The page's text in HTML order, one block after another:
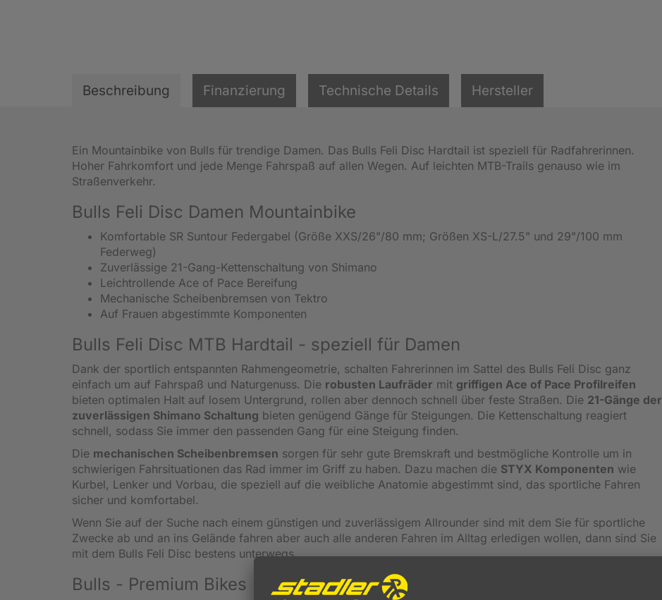
Beschreibung Finanzierung Technische Details Hersteller
Ein Mountainbike von Bulls für trendige Damen. Das Bulls Feli Disc Hardtail ist speziell für Radfahrerinnen.
Hoher Fahrkomfort und jede Menge Fahrspaß auf allen Wegen. Auf leichten MTB-Trails genauso wie im
Straßenverkehr.
Bulls Feli Disc Damen Mountainbike
Komfortable SR Suntour Federgabel (Größe XXS/26"/80 mm; Größen XS-L/27.5" und 29"/100 mm
Federweg)
Zuverlässige 21-Gang-Kettenschaltung von Shimano
Leichtrollende Ace of Pace Bereifung
Mechanische Scheibenbremsen von Tektro
Auf Frauen abgestimmte Komponenten
Bulls Feli Disc MTB Hardtail - speziell für Damen
Dank der sportlich entspannten Rahmengeometrie, schalten Fahrerinnen im Sattel des Bulls Feli Disc ganz
einfach um auf Fahrspaß und Naturgenuss. Die robusten Laufräder mit griffigen Ace of Pace Profilreifen
bieten optimalen Halt auf losem Untergrund, rollen aber dennoch schnell über feste Straßen. Die 21-Gänge der
zuverlässigen Shimano Schaltung bieten genügend Gänge für Steigungen. Die Kettenschaltung reagiert
schnell, sodass Sie immer den passenden Gang für eine Steigung finden.
Die mechanischen Scheibenbremsen sorgen für sehr gute Bremskraft und bestmögliche Kontrolle um in
schwierigen Fahrsituationen das Rad immer im Griff zu haben. Dazu machen die STYX Komponenten wie
Kurbel, Lenker und Vorbau, die speziell auf die weibliche Anatomie abgestimmt sind, das sportliche Fahren
sicher und komfortabel.
Wenn Sie auf der Suche nach einem günstigen und zuverlässigem Allrounder sind mit dem Sie für sportliche
Zwecke ab und an ins Gelände fahren aber auch alle anderen Fahren im Alltag erledigen wollen, dann sind Sie
mit dem Bulls Feli Disc bestens unterwegs.
Bulls - Premium Bikes